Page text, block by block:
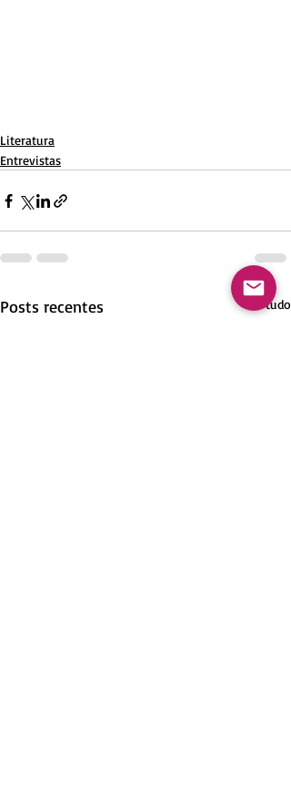
Literatura
Entrevistas
Posts recentes Ver tudo